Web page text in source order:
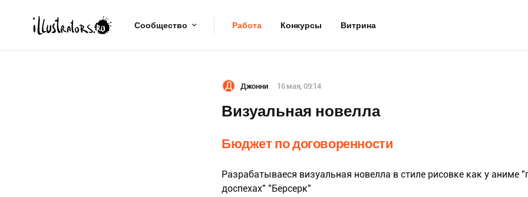
Сообщество Работа Конкурсы Витрина
Д Джонни 16 мая, 09:14
Визуальная новелла
Бюджет по договоренности
Разрабатываеся визуальная новелла в стиле рисовке как у аниме
доспехах" "Берсерк"